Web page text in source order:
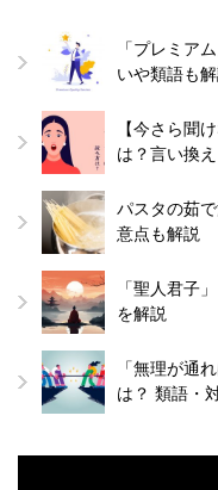
「プレミア
いや類語も
【今さら聞
は？言い換
パスタの茹
意点も解説
「聖人君子
を解説
「無理が通
は？ 類語・